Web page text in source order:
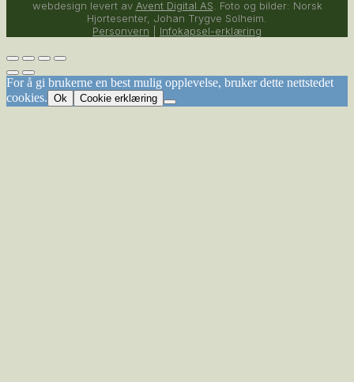
webdesign levert av Avent Digital AS . Foto og bilder: Norsk
Hjortesenter, Johan Trygve Solheim.
Personvern
Infokapsel-erklæring
For å gi brukerne en best mulig opplevelse, bruker dette nettstedet
cookies. Ok Cookie erklæring